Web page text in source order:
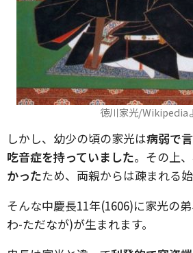
徳川家光/Wikipedia
しかし、幼少の頃の家光は病弱で
吃音症を持っていました。その上、
かったため、両親からは疎まれる始
そんな中慶長11年(1606)に家光の弟
わ-ただなが)が生まれます。